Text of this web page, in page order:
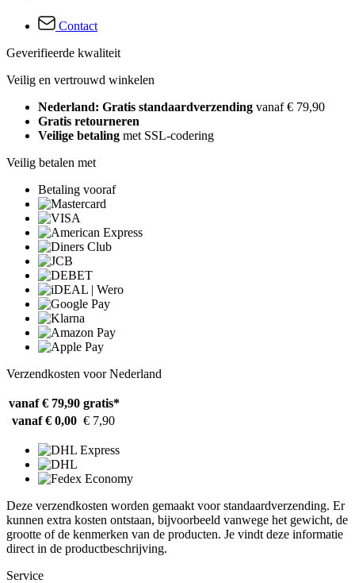
Contact
Geverifieerde kwaliteit
Veilig en vertrouwd winkelen
Nederland: Gratis standaardverzending vanaf € 79,90
Gratis retourneren
Veilige betaling met SSL-codering
Veilig betalen met
Betaling vooraf
Verzendkosten voor Nederland
vanaf € 79,90 gratis*
vanaf € 0,00 € 7,90
Deze verzendkosten worden gemaakt voor standaardverzending. Er
kunnen extra kosten ontstaan, bijvoorbeeld vanwege het gewicht, de
grootte of de kenmerken van de producten. Je vindt deze informatie
direct in de productbeschrijving.
Service